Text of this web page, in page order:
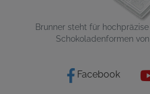
Brunner steht für
Schokoladenformen
Facebook